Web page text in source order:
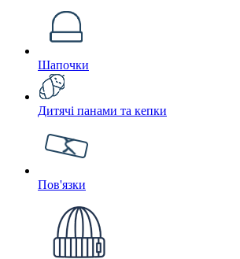
Шапочки
Дитячі панами та кепки
Пов'язки